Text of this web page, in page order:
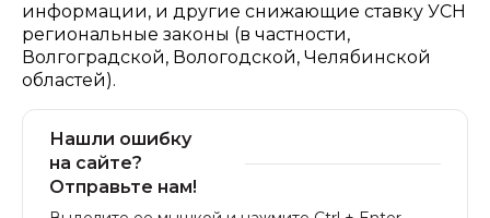
информации, и другие снижающие ставку УСН
региональные законы (в частности,
Волгоградской, Вологодской, Челябинской
областей).
Нашли ошибку
на сайте?
Отправьте нам!